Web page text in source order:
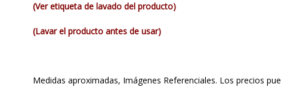
(Ver etiqueta de lavado del producto)
(Lavar el producto antes de usar)
Medidas aproximadas, Imágenes Referenciales. Los precios